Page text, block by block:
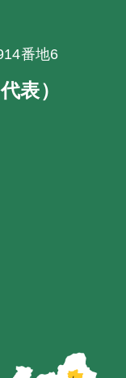
番地6
表）